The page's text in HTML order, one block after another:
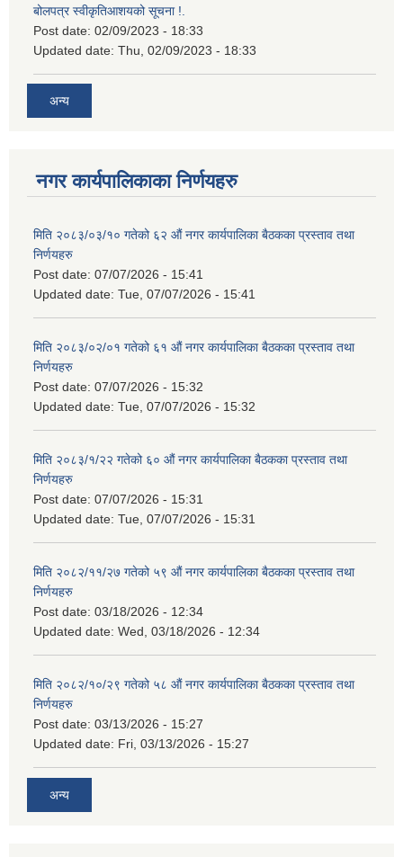
बोलपत्र स्वीकृतिआशयको सूचना !.
Post date: 02/09/2023 - 18:33
Updated date: Thu, 02/09/2023 - 18:33
अन्य
नगर कार्यपालिकाका निर्णयहरु
मिति २०८३/०३/१० गतेको ६२ औं नगर कार्यपालिका बैठकका प्रस्ताव तथा
निर्णयहरु
Post date: 07/07/2026 - 15:41
Updated date: Tue, 07/07/2026 - 15:41
मिति २०८३/०२/०१ गतेको ६१ औं नगर कार्यपालिका बैठकका प्रस्ताव तथा
निर्णयहरु
Post date: 07/07/2026 - 15:32
Updated date: Tue, 07/07/2026 - 15:32
मिति २०८३/१/२२ गतेको ६० औं नगर कार्यपालिका बैठकका प्रस्ताव तथा
निर्णयहरु
Post date: 07/07/2026 - 15:31
Updated date: Tue, 07/07/2026 - 15:31
मिति २०८२/११/२७ गतेको ५९ औं नगर कार्यपालिका बैठकका प्रस्ताव तथा
निर्णयहरु
Post date: 03/18/2026 - 12:34
Updated date: Wed, 03/18/2026 - 12:34
मिति २०८२/१०/२९ गतेको ५८ औं नगर कार्यपालिका बैठकका प्रस्ताव तथा
निर्णयहरु
Post date: 03/13/2026 - 15:27
Updated date: Fri, 03/13/2026 - 15:27
अन्य